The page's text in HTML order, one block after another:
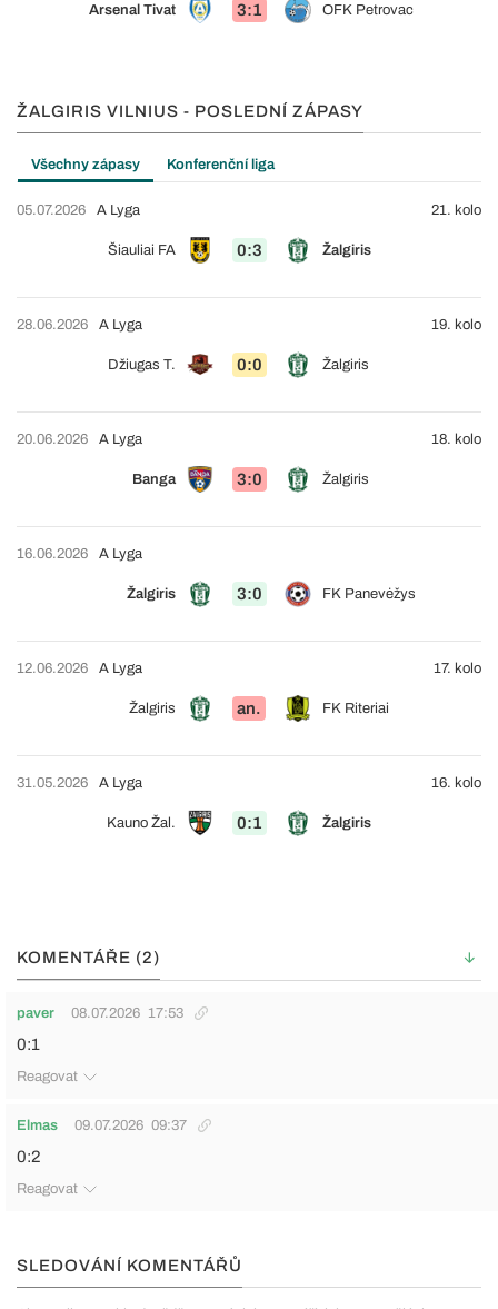
Arsenal Tivat 3:1 OFK Petrovac
ŽALGIRIS VILNIUS - POSLEDNÍ ZÁPASY
Všechny zápasy Konferenční liga
05.07.2026
Šiauliai FA 0:3 Žalgiris
A Lyga 21. kolo
28.06.2026
Džiugas T. 0:0 Žalgiris
A Lyga 19. kolo
20.06.2026
Banga 3:0 Žalgiris
A Lyga 18. kolo
16.06.2026
Žalgiris 3:0 FK Panevėžys
A Lyga
12.06.2026
Žalgiris an. FK Riteriai
A Lyga 17. kolo
31.05.2026
Kauno Žal. 0:1 Žalgiris
A Lyga 16. kolo
KOMENTÁŘE (2)
paver 08.07.2026 17:53
0:1
Reagovat
Elmas 09.07.2026 09:37
0:2
Reagovat
SLEDOVÁNÍ KOMENTÁŘŮ